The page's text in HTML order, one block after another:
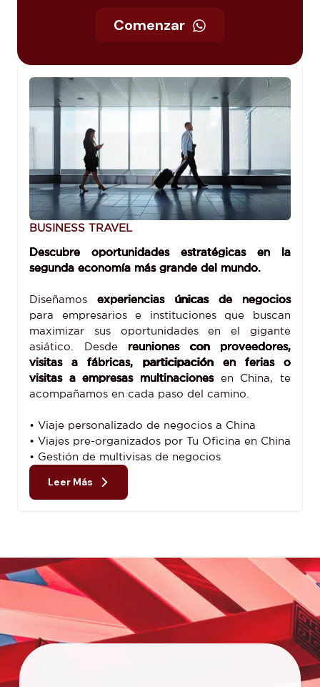
Comenzar
BUSINESS TRAVEL
Descubre oportunidades estratégicas en la
segunda economía más grande del mundo.
Diseñamosexperiencias únicas de negocios
para empresarios e instituciones que buscan
maximizar sus oportunidades en el gigante
asiático. Desde reuniones con proveedores,
visitas a fábricas, participación en ferias o
visitas a empresas multinacionesen China, te
acompañamos en cada paso del camino.
• Viaje personalizado de negocios a China
• Viajes pre-organizados por Tu Oficina en China
• Gestión de multivisas de negocios
Leer Más